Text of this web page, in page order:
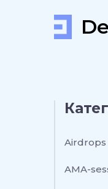
Airdrops
AMA-